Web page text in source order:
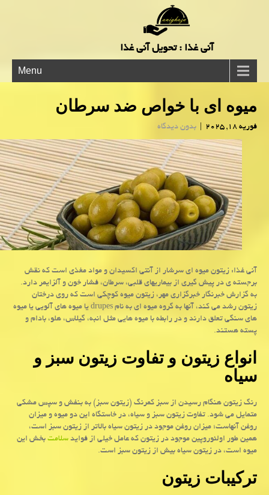
آنی غذا : تحویل آنی غذا
Menu
میوه ای با خواص ضد سرطان
فوریه 18, 2025 | بدون دیدگاه
آنی غذا: زیتون میوه ای سرشار از آنتی اکسیدان و مواد مغذی است که نقش
برجسته ی در پیش گیری از بیماریهای قلبی، سرطان، فشار خون و آلزایمر دارد.
به گزارش خبرنگار خبرگزاری مهر، زیتون میوه کوچکی است که روی درختان
زیتون رشد می کند، آنها به گروه میوه ای به نام drupes یا میوه های آلویی یا میوه
های سنگی تعلق دارند و در رابطه با میوه هایی مثل انبه، گیلاس، هلو، بادام و
پسته هستند.
انواع زیتون و تفاوت زیتون سبز و
سیاه
رنگ زیتون هنگام رسیدن از سبز کمرنگ (زیتون سبز) به بنفش و سپس مشکی
متمایل می شود. تفاوت زیتون سبز و سیاه، در خاستگاه این دو میوه و میزان
روغن آنهاست؛ میزان روغن موجود در زیتون سیاه بالاتر از زیتون سبز است،
همین طور اولئوروپین موجود در زیتون که عامل خیلی از فوایدسلامتبخش این
میوه است، در زیتون سیاه بیش از زیتون سبز است.
ترکیبات زیتون